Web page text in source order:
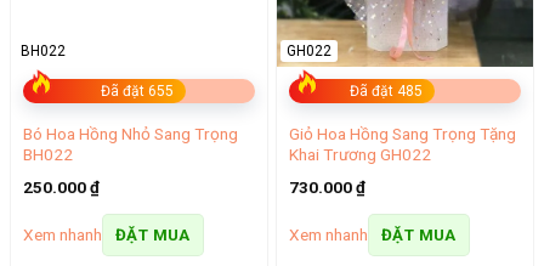
Đã đặt 655
BH022
Bó Hoa Hồng Nhỏ Sang Trọng
BH022
250.000₫
Xem nhanh ĐẶT MUA
Đã đặt 485
GH022
Giỏ Hoa Hồng Sang Trọng Tặng
Khai Trương GH022
730.000₫
Xem nhanh ĐẶT MUA